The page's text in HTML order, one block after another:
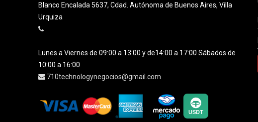
Blanco Encalada 5637, Cdad. Autónoma de Buenos Aires, Villa
Urquiza
Lunes a Viernes de 09:00 a 13:00 y de14:00 a 17:00 Sábados de
10:00 a 16:00
710technologynegocios@gmail.com